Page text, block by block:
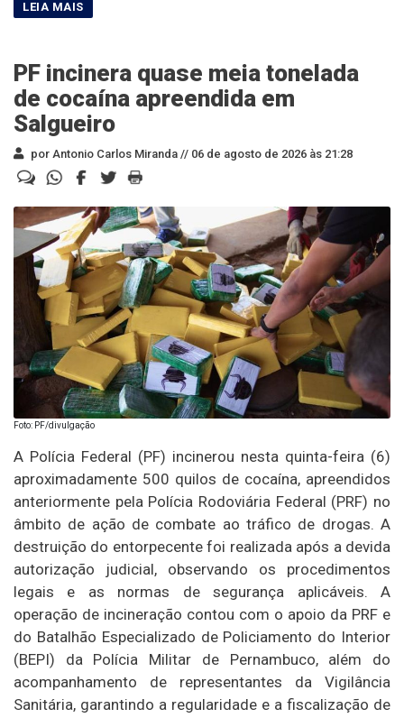
PF incinera quase meia tonelada
de cocaína apreendida em
Salgueiro
por Antonio Carlos Miranda // 06 de agosto de 2026 às 21:28
Foto: PF/divulgação
A Polícia Federal (PF) incinerou nesta quinta-feira (6)
aproximadamente 500 quilos de cocaína, apreendidos
anteriormente pela Polícia Rodoviária Federal (PRF) no
âmbito de ação de combate ao tráfico de drogas. A
destruição do entorpecente foi realizada após a devida
autorização judicial, observando os procedimentos
legais e as normas de segurança aplicáveis. A
operação de incineração contou com o apoio da PRF e
do Batalhão Especializado de Policiamento do Interior
(BEPI) da Polícia Militar de Pernambuco, além do
acompanhamento de representantes da Vigilância
Sanitária, garantindo a regularidade e a fiscalização de